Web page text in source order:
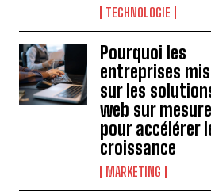
TECHNOLOGIE
Pourquoi les
entreprises
sur les
web sur mesure
pour accélérer
croissance
MARKETING